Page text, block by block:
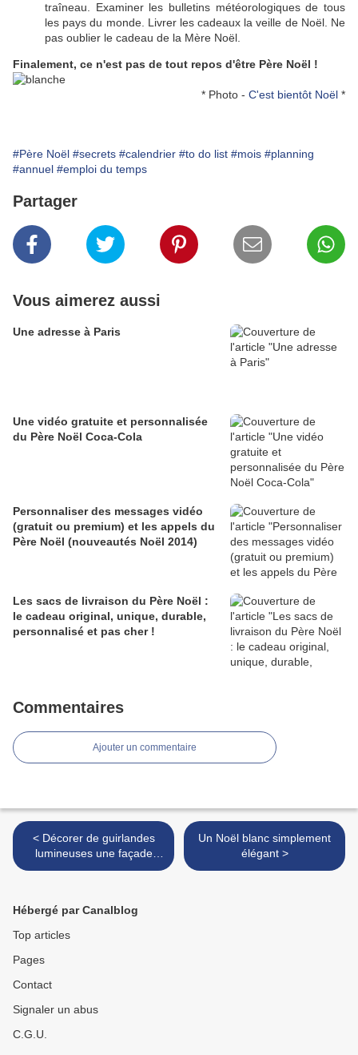
traîneau. Examiner les bulletins météorologiques de tous
les pays du monde. Livrer les cadeaux la veille de Noël. Ne
pas oublier le cadeau de la Mère Noël.
Finalement, ce n'est pas de tout repos d'être Père Noël !
* Photo - C'est bientôt Noël *
#Père Noël #secrets #calendrier #to do list #mois #planning
#annuel #emploi du temps
Partager
Vous aimerez aussi
Une adresse à Paris
Une vidéo gratuite et personnalisée
du Père Noël Coca-Cola
Personnaliser des messages vidéo
(gratuit ou premium) et les appels du
Père Noël (nouveautés Noël 2014)
Les sacs de livraison du Père Noël :
le cadeau original, unique, durable,
personnalisé et pas cher !
Commentaires
Ajouter un commentaire
< Décorer de guirlandes
lumineuses une façade
d'immeuble, c'est possible !
Un Noël blanc simplement
élégant >
Hébergé par Canalblog
Top articles
Pages
Contact
Signaler un abus
C.G.U.